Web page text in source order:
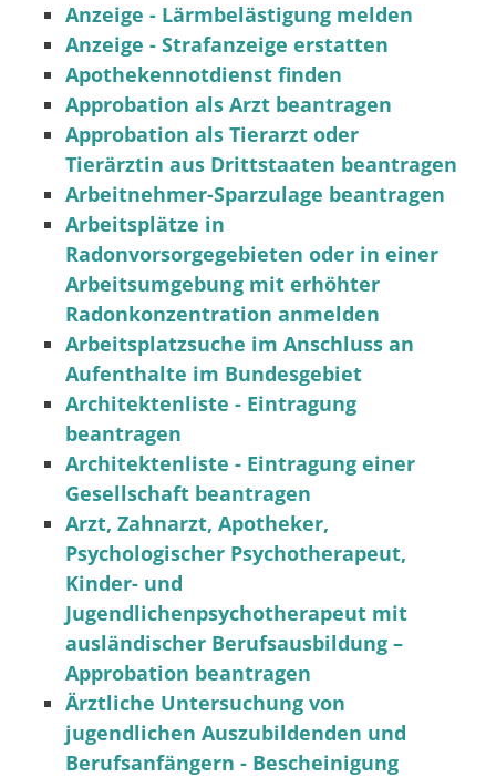
Anzeige - Lärmbelästigung melden
Anzeige - Strafanzeige erstatten
Apothekennotdienst finden
Approbation als Arzt beantragen
Approbation als Tierarzt oder
Tierärztin aus Drittstaaten beantragen
Arbeitnehmer-Sparzulage beantragen
Arbeitsplätze in
Radonvorsorgegebieten oder in einer
Arbeitsumgebung mit erhöhter
Radonkonzentration anmelden
Arbeitsplatzsuche im Anschluss an
Aufenthalte im Bundesgebiet
Architektenliste - Eintragung
beantragen
Architektenliste - Eintragung einer
Gesellschaft beantragen
Arzt, Zahnarzt, Apotheker,
Psychologischer Psychotherapeut,
Kinder- und
Jugendlichenpsychotherapeut mit
ausländischer Berufsausbildung –
Approbation beantragen
Ärztliche Untersuchung von
jugendlichen Auszubildenden und
Berufsanfängern - Bescheinigung